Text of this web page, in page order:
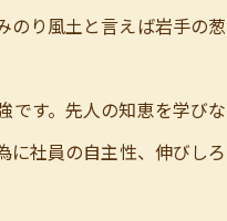
のり風土と言えば岩手の葱
です。先人の知恵を学びな
に社員の自主性、伸びしろ